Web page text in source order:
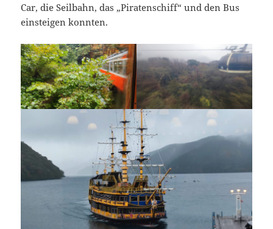
Car, die Seilbahn, das „Piratenschiff“ und den Bus
einsteigen konnten.